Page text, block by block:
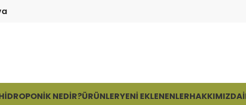
NEDIR?ÜRÜNLERYENI EKLENENLERHAKKIMIZDA